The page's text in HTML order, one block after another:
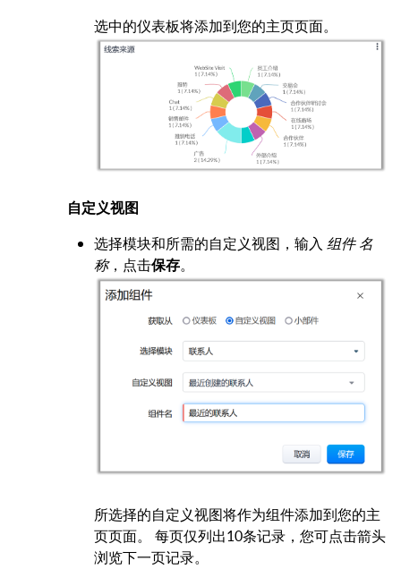
选中的仪表板将添加到您的主页页面。
自定义视图
选择模块和所需的自定义视图，输入 组件 名
称，点击保存。
所选择的自定义视图将作为组件添加到您的主
页页面。 每页仅列出10条记录，您可点击箭头
浏览下一页记录。